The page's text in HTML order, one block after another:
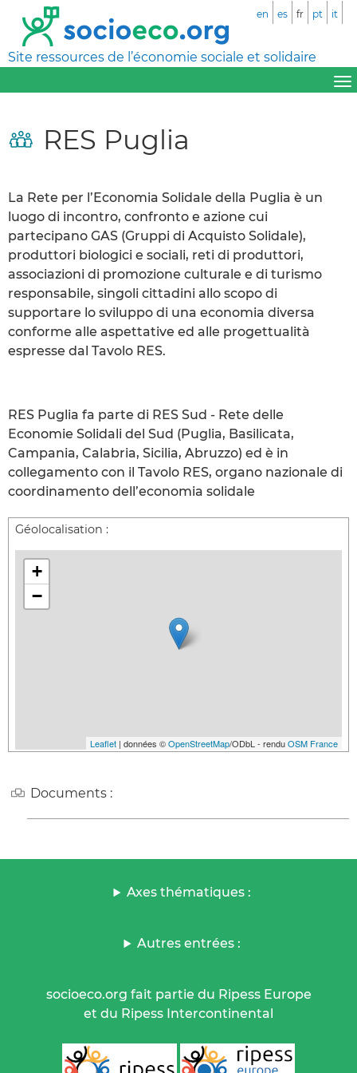
Site ressources de l’économie sociale et solidaire
en es fr pt it
RES Puglia
La Rete per l’Economia Solidale della Puglia è un
luogo di incontro, confronto e azione cui
partecipano GAS (Gruppi di Acquisto Solidale),
produttori biologici e sociali, reti di produttori,
associazioni di promozione culturale e di turismo
responsabile, singoli cittadini allo scopo di
supportare lo sviluppo di una economia diversa
conforme alle aspettative ed alle progettualità
espresse dal Tavolo RES.
RES Puglia fa parte di RES Sud - Rete delle
Economie Solidali del Sud (Puglia, Basilicata,
Campania, Calabria, Sicilia, Abruzzo) ed è in
collegamento con il Tavolo RES, organo nazionale di
coordinamento dell’economia solidale
Géolocalisation :
+
−
Leaflet | données ©OpenStreetMap/ODbL - renduOSM France
Documents :
Axes thématiques :
Autres entrées :
socioeco.org fait partie du Ripess Europe
et du Ripess Intercontinental